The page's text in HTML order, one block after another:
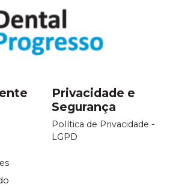
Privacidade e
Segurança
Política de Privacidade -
LGPD